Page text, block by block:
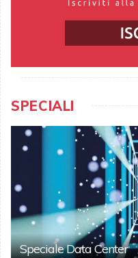
SPECIALI
Speciale Data Center